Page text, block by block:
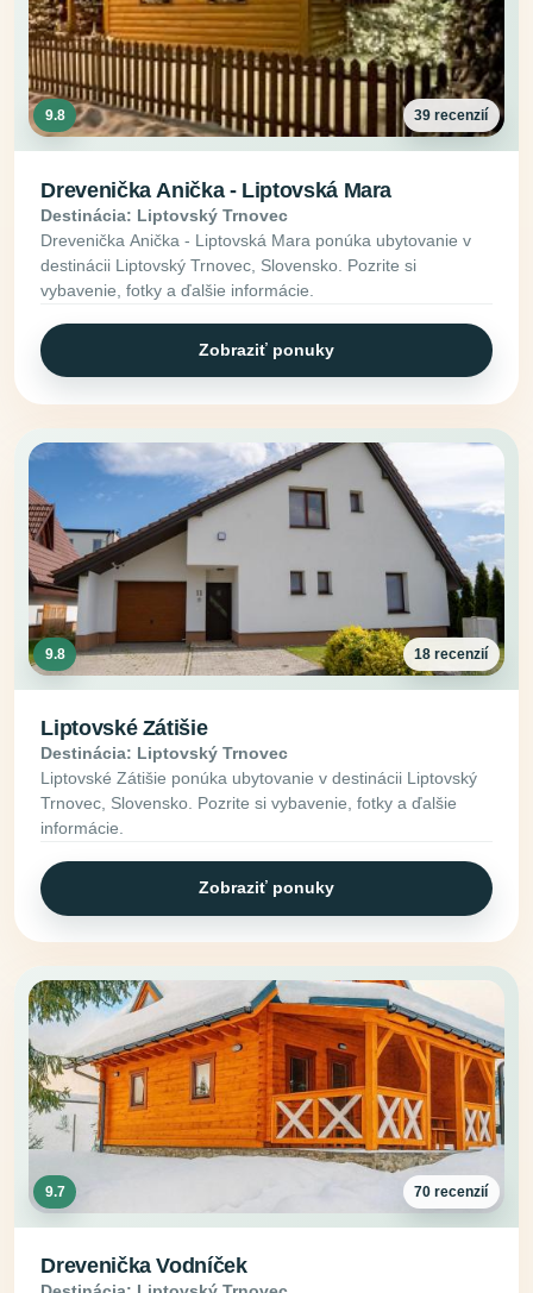
9.8 39 recenzií
Drevenička Anička - Liptovská Mara
Destinácia: Liptovský Trnovec
Drevenička Anička - Liptovská Mara ponúka ubytovanie v
destinácii Liptovský Trnovec, Slovensko. Pozrite si
vybavenie, fotky a ďalšie informácie.
Zobraziť ponuky
9.8 18 recenzií
Liptovské Zátišie
Destinácia: Liptovský Trnovec
Liptovské Zátišie ponúka ubytovanie v destinácii Liptovský
Trnovec, Slovensko. Pozrite si vybavenie, fotky a ďalšie
informácie.
Zobraziť ponuky
9.7 70 recenzií
Drevenička Vodníček